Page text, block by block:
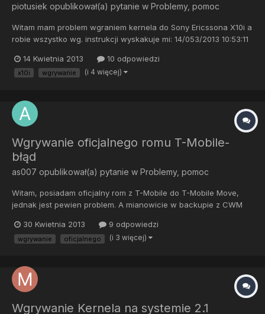
piotusiek opublikował(a) pytanie w Problemy, pomoc
Witam mam problem wgraniem kernela do Sony Ericssona X10i a
robie wszystko wg. instrukcji wyskakuje mi: 14/053/2013 10:53:11
loader 14/053/2013 10:53:11 - INFO - Checking header
14/053/2013 10:53:11 - INFO - Ending flash session...
14 Kwietnia 2013 10 odpowiedzi
x10i wgrywanie (i 4 więcej)
Wgrywanie oficjalnego romu T-Mobile-
błąd
as007 opublikował(a) pytanie w Problemy, pomoc
Witam, posiadam oficjalny rom z T-Mobile do T-Mobile Move,
jednak jest pewien problem. A mianowicie w backupie z CWM
Czy jest możliwość, aby wgrać backup ze zmienionym
build.prop?
30 Kwietnia 2013 9 odpowiedzi
wgrywanie oficjalnego (i 3 więcej)
Wgrywanie Kernela na systemie 2.1